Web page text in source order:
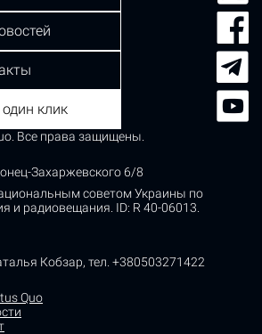
Все права защищены.
Захаржевского 6/8
советом Украины по
и радиовещания. ID: R 40-06013.
Кобзар, тел. +380503271422
Quo
клик